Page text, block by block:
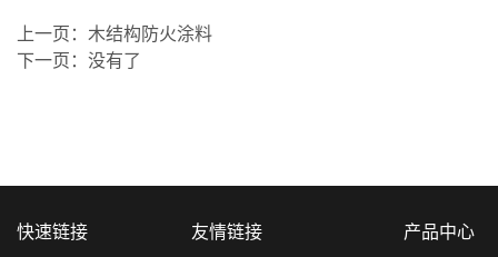
上一页： 木结构防火涂料
下一页： 没有了
快速链接 友情链接 产品中心